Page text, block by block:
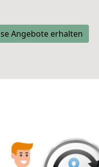
Angebote erhalten